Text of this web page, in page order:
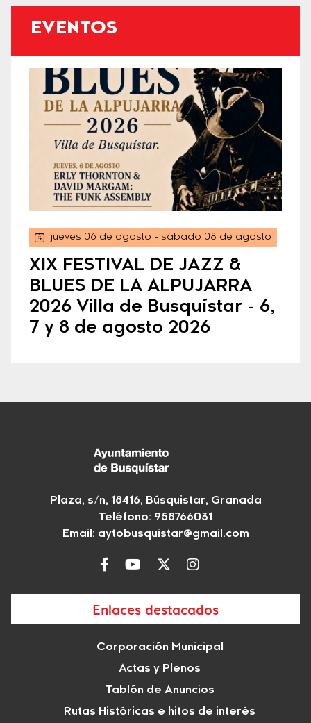
EVENTOS
jueves 06 de agosto - sábado 08 de agosto
XIX FESTIVAL DE JAZZ &
BLUES DE LA ALPUJARRA
2026 Villa de Busquístar - 6,
7 y 8 de agosto 2026
Plaza, s/n, 18416, Búsquistar, Granada
Teléfono: 958766031
Email: aytobusquistar@gmail.com
Enlaces destacados
Corporación Municipal
Actas y Plenos
Tablón de Anuncios
Rutas Históricas e hitos de interés